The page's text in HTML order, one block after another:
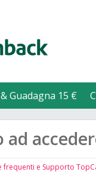
Guadagna 15 €
ad
frequenti e Supporto